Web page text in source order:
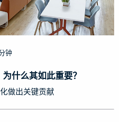
钟
什么其如此重要？
做出关键贡献